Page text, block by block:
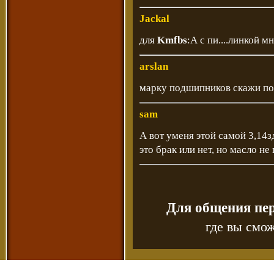
Jackal
для Kmfbs:А с пи....линкой
arslan
марку подшипников скажи
sam
А вот уменя этой самой
это брак или нет, но масло не
Для общения
где вы